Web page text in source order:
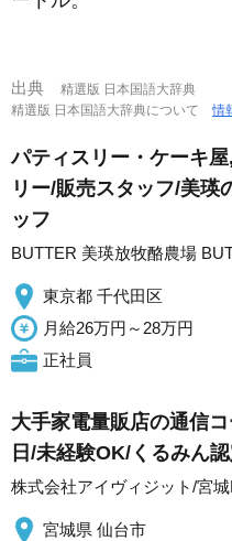
出典
精選版 日本国語大辞典
精選版 日本国語大辞典について情
パティスリー・ケーキ
リー/販売スタッフ/美瑛
ッフ
BUTTER 美瑛放牧酪農場
東京都 千代田区
月給26万円～28万円
正社員
大手家電量販店の通信
日/未経験OK/くるみん
株式会社アイヴィジット/宮
宮城県 仙台市